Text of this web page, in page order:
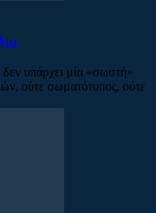
υπάρχει μία «σωστή»
ούτε σωματότυπος, ούτε